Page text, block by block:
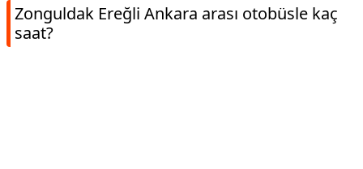
Zonguldak Ereğli Ankara arası otobüsle kaç
saat?